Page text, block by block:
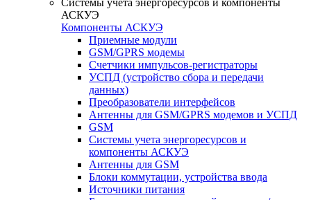
Системы учета энергоресурсов и компоненты
АСКУЭ
Компоненты АСКУЭ
Приемные модули
GSM/GPRS модемы
Счетчики импульсов-регистраторы
УСПД (устройство сбора и передачи
данных)
Преобразователи интерфейсов
Антенны для GSM/GPRS модемов и УСПД
GSM
Системы учета энергоресурсов и
компоненты АСКУЭ
Антенны для GSM
Блоки коммутации, устройства ввода
Источники питания